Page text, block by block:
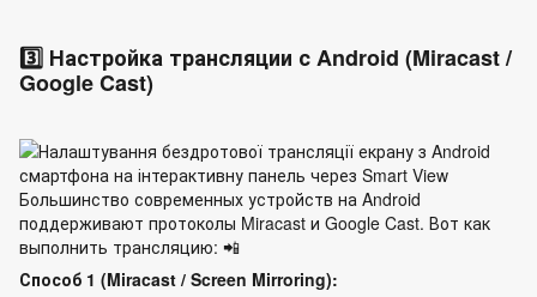
3️⃣ Настройка трансляции с Android (Miracast /
Google Cast)
Большинство современных устройств на Android
поддерживают протоколы Miracast и Google Cast. Вот как
выполнить трансляцию: 📲
Способ 1 (Miracast / Screen Mirroring):